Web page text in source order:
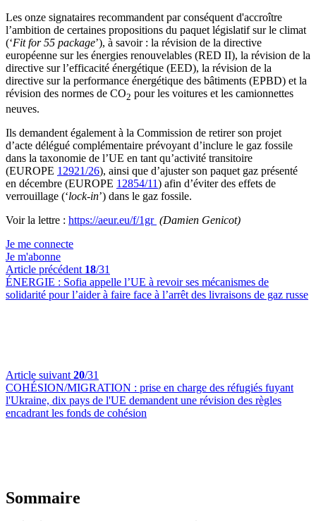
Les onze signataires recommandent par conséquent d'accroître
l’ambition de certaines propositions du paquet législatif sur le climat
(‘Fit for 55 package’), à savoir : la révision de la directive
européenne sur les énergies renouvelables (RED II), la révision de la
directive sur l’efficacité énergétique (EED), la révision de la
directive sur la performance énergétique des bâtiments (EPBD) et la
révision des normes de CO2 pour les voitures et les camionnettes
neuves.
Ils demandent également à la Commission de retirer son projet
d’acte délégué complémentaire prévoyant d’inclure le gaz fossile
dans la taxonomie de l’UE en tant qu’activité transitoire
(EUROPE 12921/26), ainsi que d’ajuster son paquet gaz présenté
en décembre (EUROPE 12854/11) afin d’éviter des effets de
verrouillage (‘lock-in’) dans le gaz fossile.
Voir la lettre : https://aeur.eu/f/1gr (Damien Genicot)
Je me connecte
Je m'abonne
Article précédent 18/31
ÉNERGIE : Sofia appelle l’UE à revoir ses mécanismes de
solidarité pour l’aider à faire face à l’arrêt des livraisons de gaz russe
Article suivant 20/31
COHÉSION/MIGRATION : prise en charge des réfugiés fuyant
l'Ukraine, dix pays de l'UE demandent une révision des règles
encadrant les fonds de cohésion
Sommaire